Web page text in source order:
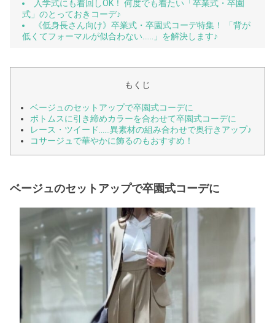
入学式にも着回しOK！ 何度でも着たい「卒業式・卒園
式」のとっておきコーデ♪
《低身長さん向け》卒業式・卒園式コーデ特集！ 「背が
低くてフォーマルが似合わない……」を解決します♪
もくじ
ベージュのセットアップで卒園式コーデに
ボトムスに引き締めカラーを合わせて卒園式コーデに
レース・ツイード……異素材の組み合わせで奥行きアップ♪
コサージュで華やかに飾るのもおすすめ！
ベージュのセットアップで卒園式コーデに